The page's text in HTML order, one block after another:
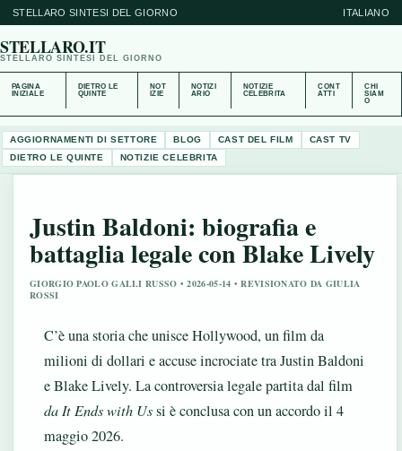
STELLARO SINTESI DEL GIORNO ITALIANO
STELLARO.IT
STELLARO SINTESI DEL GIORNO
PAGINA
INIZIALE
DIETRO LE
QUINTE
NOT
IZIE
NOTIZI
ARIO
NOTIZIE
CELEBRITA
CONT
ATTI
CHI
SIAM
O
AGGIORNAMENTI DI SETTORE BLOG CAST DEL FILM
CAST TV
DIETRO LE QUINTE
NOTIZIE CELEBRITA
Justin Baldoni: biografia e
battaglia legale con Blake Lively
GIORGIO PAOLO GALLI RUSSO • 2026-05-14 • REVISIONATO DA GIULIA
ROSSI
C’è una storia che unisce Hollywood, un film da
milioni di dollari e accuse incrociate tra Justin Baldoni
e Blake Lively. La controversia legale partita dal film
da It Ends with Ussi è conclusa con un accordo il 4
maggio 2026.